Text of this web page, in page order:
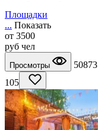
Площадки
... Показать
от 3500
руб чел
Просмотры
50873
105